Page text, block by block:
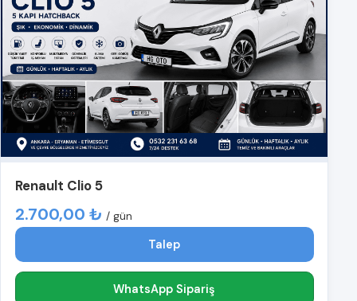
Renault Clio 5
2.700,00 ₺ / gün
Talep
WhatsApp Sipariş